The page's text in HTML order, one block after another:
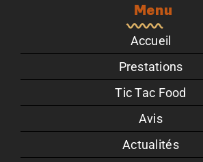
Menu
Accueil
Prestations
Tic Tac Food
Avis
Actualités